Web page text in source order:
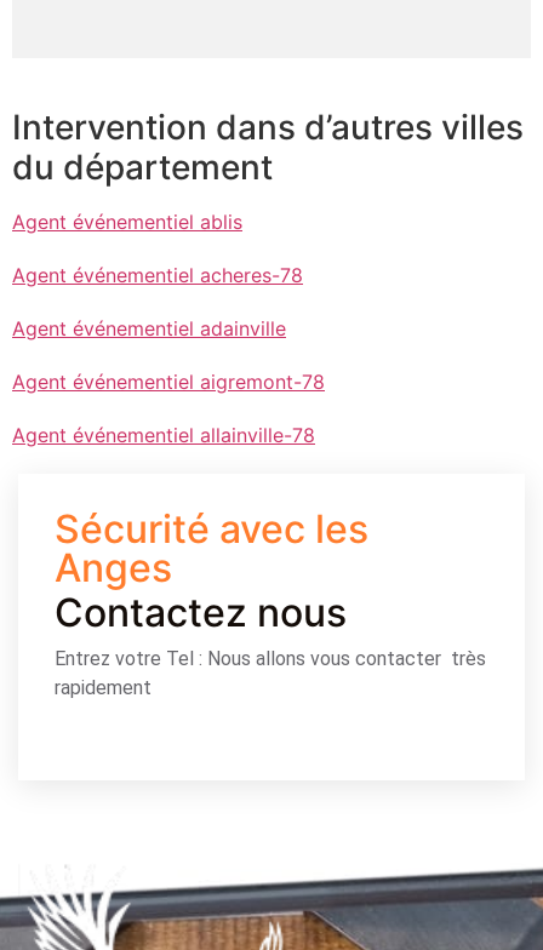
Intervention dans d’autres villes
du département
Agent événementiel ablis
Agent événementiel acheres-78
Agent événementiel adainville
Agent événementiel aigremont-78
Agent événementiel allainville-78
Sécurité avec les
Anges
Contactez nous
Entrez votre Tel : Nous allons vous contacter très
rapidement